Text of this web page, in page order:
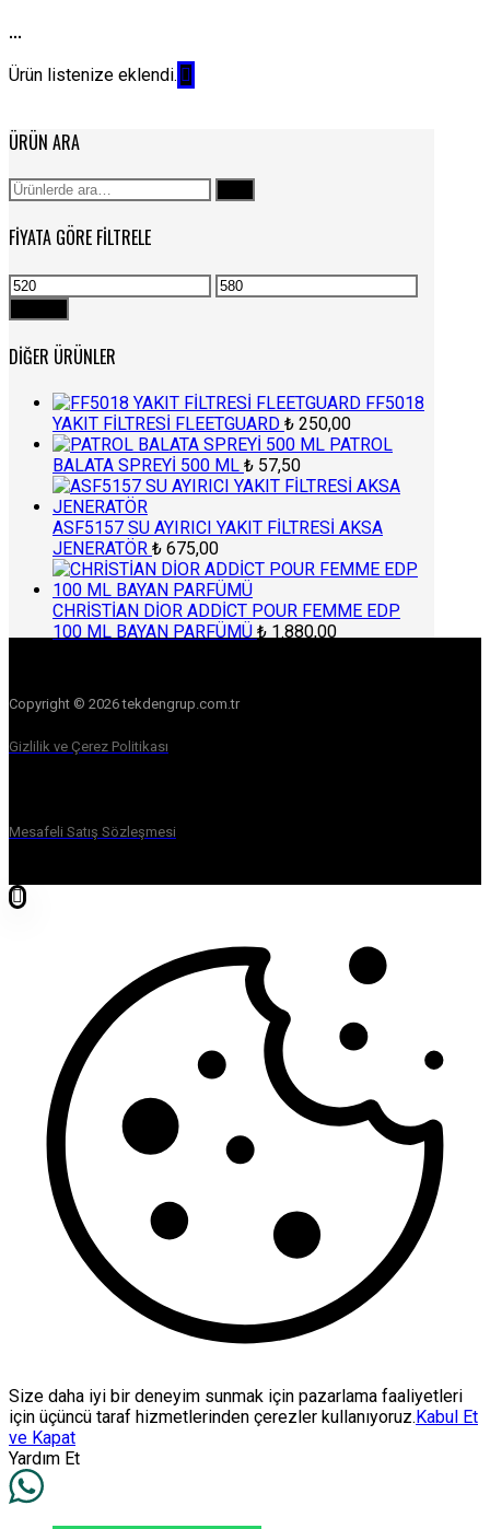
...
Ürün listenize eklendi.
ÜRÜN ARA
Ara:
FIYATA GÖRE FILTRELE
En
düşük
fiyat
En
yüksek
DIĞER ÜRÜNLER
FF5018
YAKIT FİLTRESİ FLEETGUARD ₺ 250,00
PATROL
BALATA SPREYİ 500 ML ₺ 57,50
ASF5157 SU AYIRICI YAKIT FİLTRESİ AKSA
JENERATÖR ₺ 675,00
CHRİSTİAN DİOR ADDİCT POUR FEMME EDP
100 ML BAYAN PARFÜMÜ ₺ 1.880,00
Copyright © 2026 tekdengrup.com.tr
Gizlilik ve Çerez Politikası
Mesafeli Satış Sözleşmesi
Size daha iyi bir deneyim sunmak için pazarlama faaliyetleri
için üçüncü taraf hizmetlerinden çerezler kullanıyoruz. Kabul Et
ve Kapat
Yardım Et